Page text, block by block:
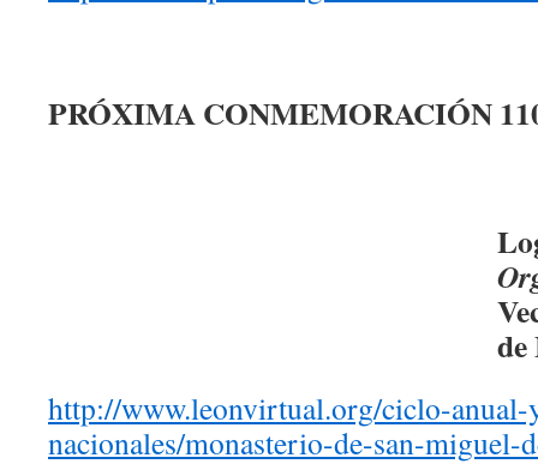
PRÓXIMA CONMEMORACIÓN
de
http://www.leonvirtual.org/ciclo-
nacionales/monasterio-de-san-miguel-